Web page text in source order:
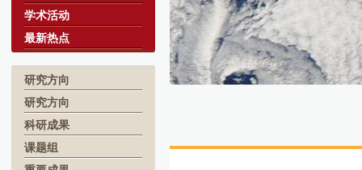
学术活动
最新热点
研究方向
研究方向
科研成果
课题组